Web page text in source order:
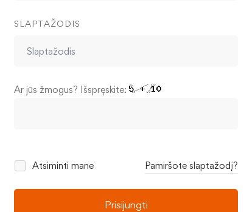
SLAPTAŽODIS
Ar jūs žmogus? Išspręskite:
Atsiminti mane Pamiršote slaptažodį?
Prisijungti